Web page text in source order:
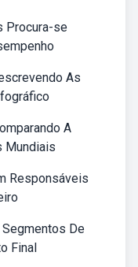
Procura-se
As
A
Mundiais
Responsáveis
De
Final